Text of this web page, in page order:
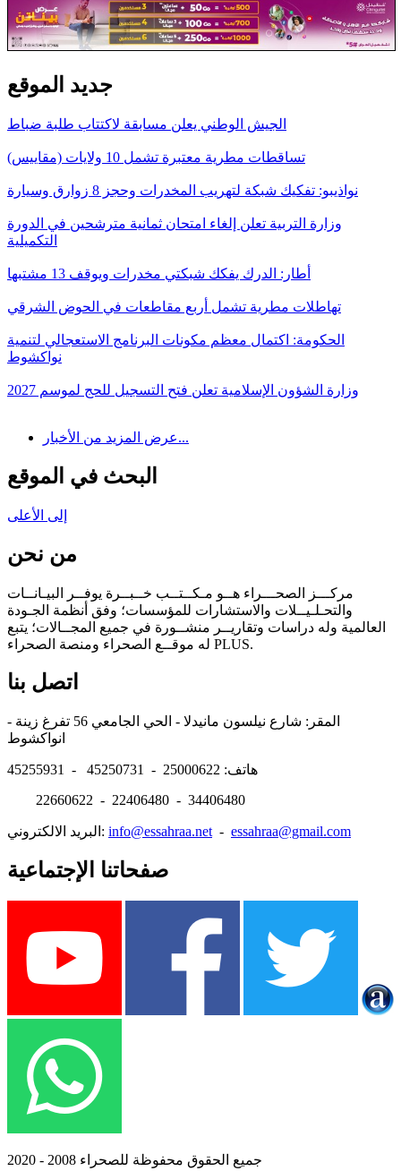
جديد الموقع
الجيش الوطني يعلن مسابقة لاكتتاب طلبة ضباط
تساقطات مطرية معتبرة تشمل 10 ولايات (مقاييس)
نواذيبو: تفكيك شبكة لتهريب المخدرات وحجز 8 زوارق وسيارة
وزارة التربية تعلن إلغاء امتحان ثمانية مترشحين في الدورة
التكميلية
أطار: الدرك يفكك شبكتي مخدرات ويوقف 13 مشتبها
تهاطلات مطرية تشمل أربع مقاطعات في الحوض الشرقي
الحكومة: اكتمال معظم مكونات البرنامج الاستعجالي لتنمية
نواكشوط
وزارة الشؤون الإسلامية تعلن فتح التسجيل للحج لموسم 2027
عرض المزيد من الأخبار...
البحث في الموقع
إلى الأعلى
من نحن
مركـــز الصحـــراء هــو مـكــتــب خــبــرة يوفــر البيـانــات
والتحـلـيــلات والاستشارات للمؤسسات؛ وفق أنظمة الجـودة
العالمية وله دراسات وتقاريــر منشــورة في جميع المجــالات؛ يتبع
له موقــع الصحراء ومنصة الصحراء PLUS.
اتصل بنا
المقر: شارع نيلسون مانيدلا - الحي الجامعي 56 تفرغ زينة -
هاتف: 25000622 - 45250731 - 45255931
22660622 - 22406480 - 34406480
البريد الالكتروني: info@essahraa.net - essahraa@gmail.com
صفحاتنا الإجتماعية
جميع الحقوق محفوظة للصحراء 2008 - 2020